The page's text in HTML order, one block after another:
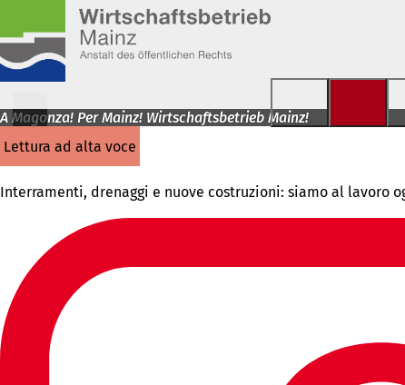
Vai al contenuto
A Magonza! Per Mainz! Wirtschaftsbetrieb Mainz!
lettura ad alta voce
Interramenti, drenaggi e nuove costruzioni: siamo al lavoro